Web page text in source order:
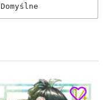
Domyślne